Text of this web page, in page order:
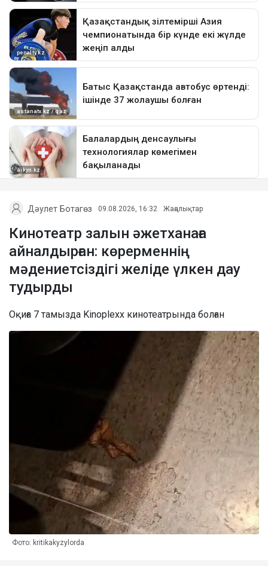
Дәулет Ботагөз 09.08.2026, 16:32 Жаңалықтар
Кинотеатр залын әжетханаға
айналдырған: көрерменнің
мәдениетсіздігі желіде үлкен дау
тудырды
Оқиға 7 тамызда Kinoplexx кинотеатрында болған
Фото: kritikakyzylorda